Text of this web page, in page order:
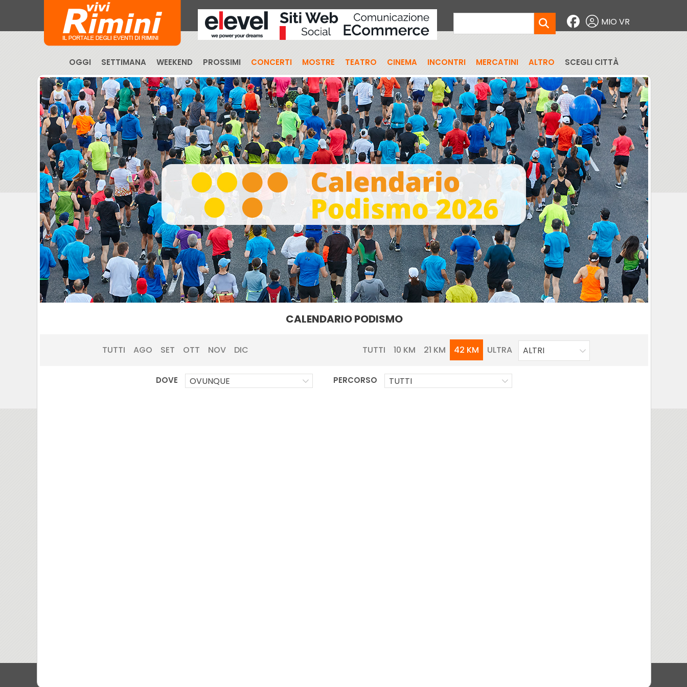
MIO VR
OGGI SETTIMANA WEEKEND PROSSIMI CONCERTI MOSTRE TEATRO CINEMA INCONTRI MERCATINI ALTRO SCEGLI CITTÀ
CALENDARIO PODISMO
TUTTI AGO SET OTT NOV DIC TUTTI 10 KM 21 KM 42 KM ULTRA ALTRI
DOVE OVUNQUE PERCORSO TUTTI